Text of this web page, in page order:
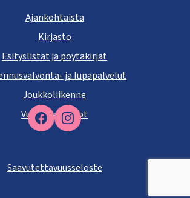
Facebook
Ajankohtaista
Kirjasto
Esityslistat ja pöytäkirjat
ja lupapalvelut
Joukkoliikenne
Vuokra-asunnot
Saavutettavuusseloste